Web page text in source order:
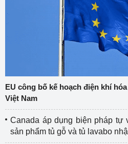
EU công bố kế hoạch điện khí
Việt Nam
Canada áp dụng biện pháp tự
sản phẩm tủ gỗ và tủ lavabo